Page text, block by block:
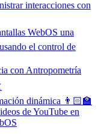
interacciones con
WebOS una
el control de
con Antropometría
dinámica 👨🏻‍🏫
de YouTube en